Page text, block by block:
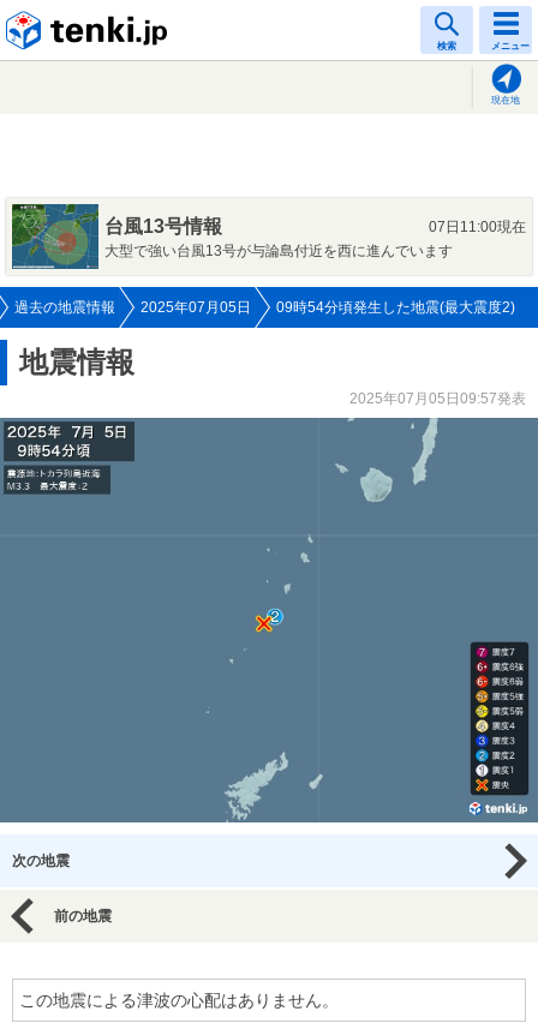
検索 メニュー
現在地
台風13号情報
07日11:00現在
大型で強い台風13号が与論島付近を西に進んでいます
過去の地震情報 2025年07月05日 09時54分頃発生した地震(最大震度2)
地震情報
2025年07月05日09:57発表
次の地震
前の地震
この地震による津波の心配はありません。